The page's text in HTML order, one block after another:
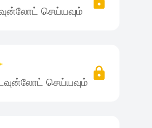
செய்யவும்
செய்யவும்